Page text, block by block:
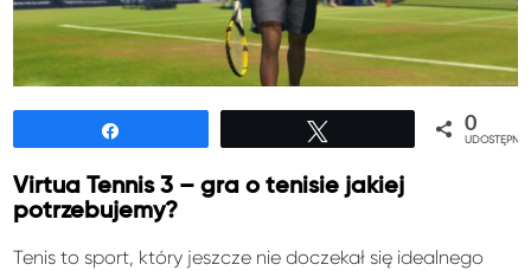
0
Virtua Tennis 3 – gra o tenisie jakiej
potrzebujemy?
Tenis to sport, który jeszcze nie doczekał się idealnego